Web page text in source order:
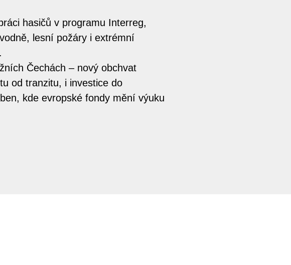
hasičů v programu Interreg,
lesní požáry i extrémní
Čechách – nový obchvat
od tranzitu, i investice do
kde evropské fondy mění výuku